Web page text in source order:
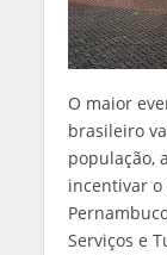
O maior
brasileiro
população,
incentivar o
Serviços e